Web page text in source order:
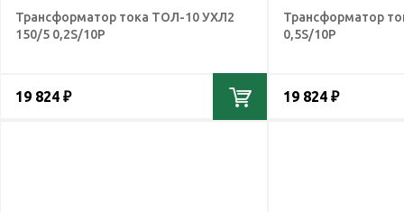
Трансформатор тока ТОЛ-10 УХЛ2
150/5 0,2S/10Р
19 824 ₽
Трансформатор
0,5S/10Р
19 824 ₽